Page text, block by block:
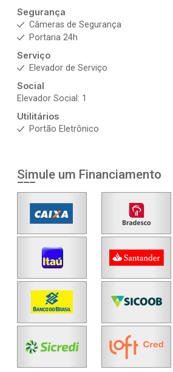
Segurança
Câmeras de Segurança
Portaria 24h
Serviço
Elevador de Serviço
Social
Elevador Social: 1
Utilitários
Portão Eletrônico
Simule um Financiamento